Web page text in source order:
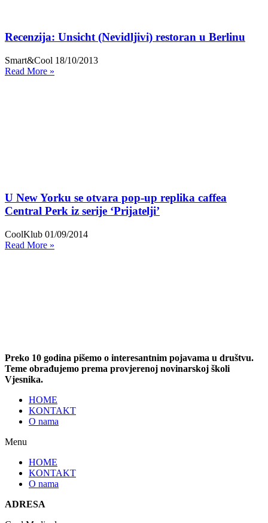
Recenzija: Unsicht (Nevidljivi) restoran u Berlinu
Smart&Cool 18/10/2013
Read More »
U New Yorku se otvara pop-up replika caffea
Central Perk iz serije ‘Prijatelji’
CoolKlub 01/09/2014
Read More »
Preko 10 godina pišemo o interesantnim pojavama u društvu.
Teme obrađujemo prema provjerenoj novinarskoj školi
Vjesnika.
HOME
KONTAKT
O nama
Menu
HOME
KONTAKT
O nama
ADRESA